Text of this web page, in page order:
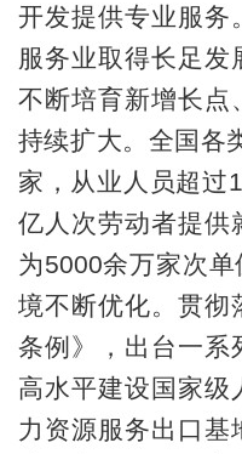
开发提供专业服务
服务业取得长足
不断培育新增长点
持续扩大。全国各
家，从业人员超过
亿人次劳动者提供
为5000余万家次
境不断优化。贯彻
条例》，出台一系
高水平建设国家级
力资源服务出口基